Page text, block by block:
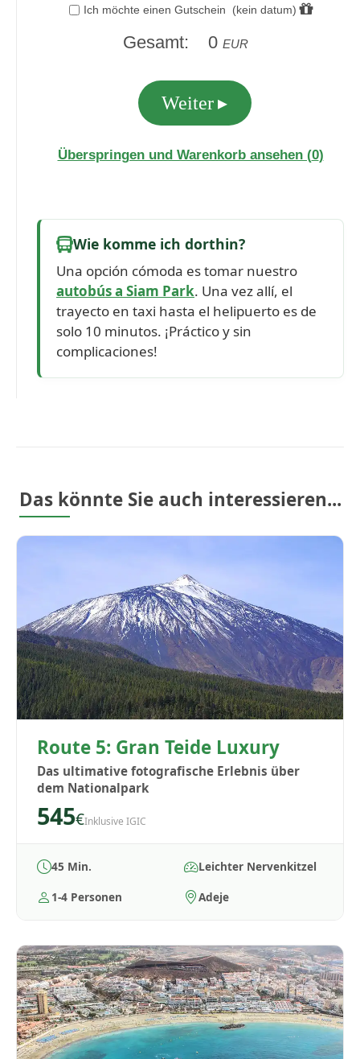
Wie komme ich dorthin?
Una opción cómoda es tomar nuestro
autobús a Siam Park. Una vez allí, el
trayecto en taxi hasta el helipuerto es de
solo 10 minutos. ¡Práctico y sin
complicaciones!
Das könnte Sie auch interessieren...
Route 5: Gran Teide Luxury
Das ultimative fotografische Erlebnis über
dem Nationalpark
545€Inklusive IGIC
45 Min.
Leichter Nervenkitzel
1-4 Personen
Adeje